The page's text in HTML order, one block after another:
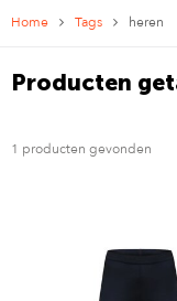
Home Tags heren
Producten
1 producten gevonden